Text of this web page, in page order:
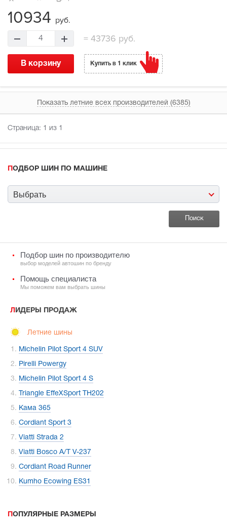
10934 руб.
4 =43736 руб.
В корзину Купить в 1 клик
Показать летние всех производителей (6385)
Страница: 1 из 1
ПОДБОР ШИН ПО МАШИНЕ
Выбрать
Подбор шин по производителю
выбор моделей автошин по бренду
Помощь специалиста
Мы поможем вам выбрать шины
ЛИДЕРЫ ПРОДАЖ
Летние шины
Michelin Pilot Sport 4 SUV
Pirelli Powergy
Michelin Pilot Sport 4 S
Triangle EffeXSport TH202
Кама 365
Cordiant Sport 3
Viatti Strada 2
Viatti Bosco A/T V-237
Cordiant Road Runner
Kumho Ecowing ES31
ПОПУЛЯРНЫЕ РАЗМЕРЫ